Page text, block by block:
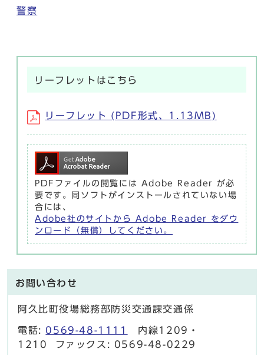
警察
リーフレットはこちら
リーフレット (PDF形式、1.13MB)
PDFファイルの閲覧には Adobe Reader が必
要です。同ソフトがインストールされていない場
合には、
Adobe社のサイトから Adobe Reader をダウ
ンロード（無償）してください。
お問い合わせ
阿久比町役場総務部防災交通課交通係
電話: 0569-48-1111
内線1209・
1210 ファックス: 0569-48-0229